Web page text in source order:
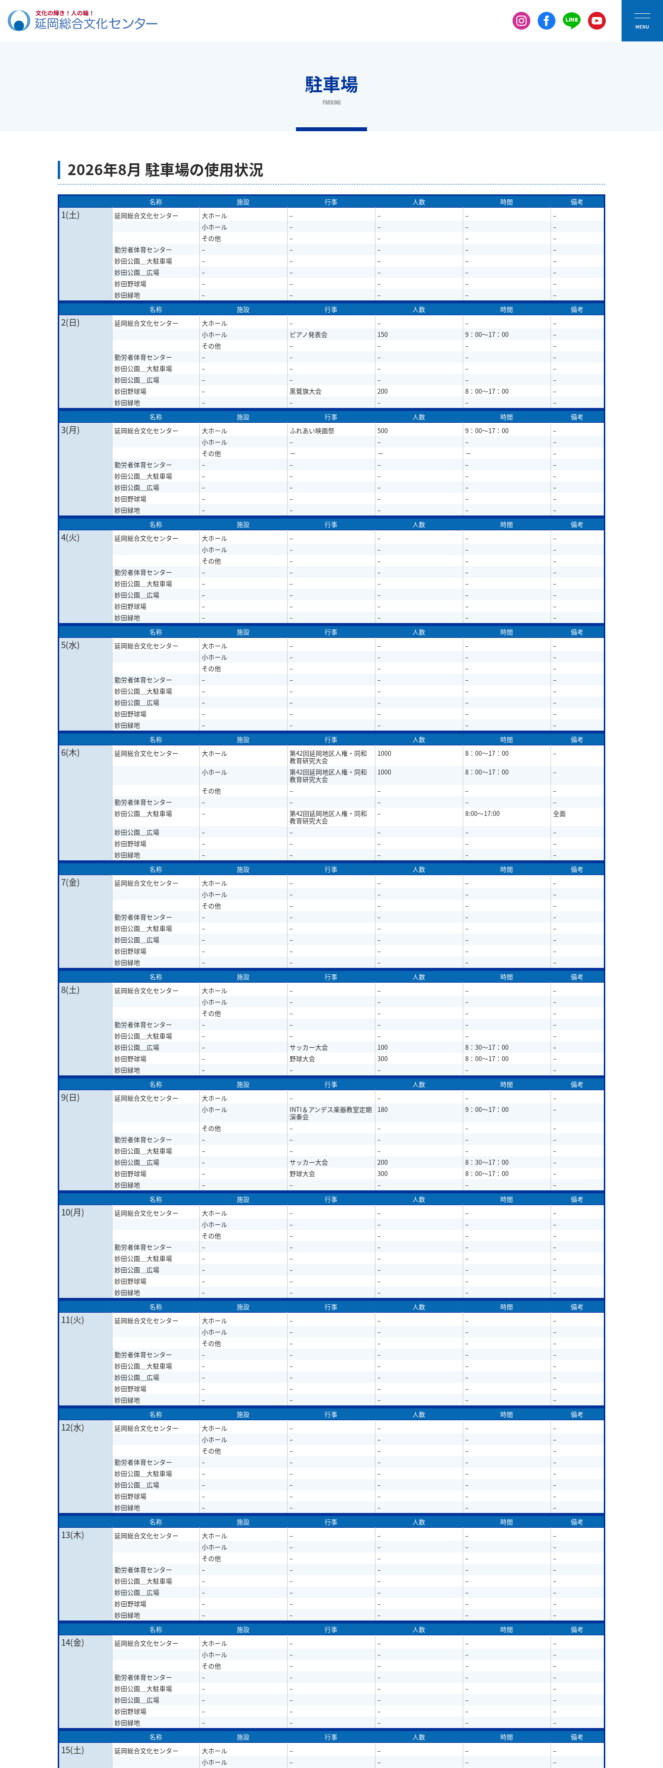
駐車場
PARKING
2026年8月 駐車場の使用状況
名称 施設 行事 人数 時間 備考
1(土) 延岡総合文化センター 大ホール – – –
–
小ホール
– – –
–
その他
– – –
–
勤労者体育センター
– – – –
–
妙田公園＿大駐車場
– – – –
–
妙田公園＿広場
– – – –
–
妙田野球場
– – – –
–
妙田緑地
– – – –
–
名称
施設 行事 人数 時間 備考
2(日) 延岡総合文化センター 大ホール – – –
–
小ホール
ピアノ発表会 150 9：00～17：00
–
その他
– – –
–
勤労者体育センター
– – – –
–
妙田公園＿大駐車場
– – – –
–
妙田公園＿広場
– – – –
–
妙田野球場
– 黒鷲旗大会 200 8：00～17：00
–
妙田緑地
– – – –
–
名称
施設 行事 人数 時間 備考
3(月) 延岡総合文化センター 大ホール ふれあい映画祭 500 9：00～17：00
–
小ホール
– – –
–
その他
－ － －
–
勤労者体育センター
– – – –
–
妙田公園＿大駐車場
– – – –
–
妙田公園＿広場
– – – –
–
妙田野球場
– – – –
–
妙田緑地
– – – –
–
名称
施設 行事 人数 時間 備考
4(火) 延岡総合文化センター 大ホール – – –
–
小ホール
– – –
–
その他
– – –
–
勤労者体育センター
– – – –
–
妙田公園＿大駐車場
– – – –
–
妙田公園＿広場
– – – –
–
妙田野球場
– – – –
–
妙田緑地
– – – –
–
名称
施設 行事 人数 時間 備考
5(水) 延岡総合文化センター 大ホール – – –
–
小ホール
– – –
–
その他
– – –
–
勤労者体育センター
– – – –
–
妙田公園＿大駐車場
– – – –
–
妙田公園＿広場
– – – –
–
妙田野球場
– – – –
–
妙田緑地
– – – –
–
名称
施設 行事 人数 時間 備考
6(木) 延岡総合文化センター 大ホール 第42回延岡地区人権・同和
教育研究大会
1000 8：00～17：00
–
小ホール
第42回延岡地区人権・同和
教育研究大会
1000 8：00～17：00
–
その他
– – –
–
勤労者体育センター
– – – –
–
妙田公園＿大駐車場
– 第42回延岡地区人権・同和
教育研究大会
– 8:00～17:00
全面
妙田公園＿広場
– – – –
–
妙田野球場
– – – –
–
妙田緑地
– – – –
–
名称
施設 行事 人数 時間 備考
7(金) 延岡総合文化センター 大ホール – – –
–
小ホール
– – –
–
その他
– – –
–
勤労者体育センター
– – – –
–
妙田公園＿大駐車場
– – – –
–
妙田公園＿広場
– – – –
–
妙田野球場
– – – –
–
妙田緑地
– – – –
–
名称
施設 行事 人数 時間 備考
8(土) 延岡総合文化センター 大ホール – – –
–
小ホール
– – –
–
その他
– – –
–
勤労者体育センター
– – – –
–
妙田公園＿大駐車場
– – – –
–
妙田公園＿広場
– サッカー大会 100 8：30～17：00
–
妙田野球場
– 野球大会 300 8：00～17：00
–
妙田緑地
– – – –
–
名称
施設 行事 人数 時間 備考
9(日) 延岡総合文化センター 大ホール – – –
–
小ホール
INTI＆アンデス楽器教室定期
演奏会
180 9：00～17：00
–
その他
– – –
–
勤労者体育センター
– – – –
–
妙田公園＿大駐車場
– – – –
–
妙田公園＿広場
– サッカー大会 200 8：30～17：00
–
妙田野球場
– 野球大会 300 8：00～17：00
–
妙田緑地
– – – –
–
名称
施設 行事 人数 時間 備考
10(月) 延岡総合文化センター 大ホール – – –
–
小ホール
– – –
–
その他
– – –
–
勤労者体育センター
– – – –
–
妙田公園＿大駐車場
– – – –
–
妙田公園＿広場
– – – –
–
妙田野球場
– – – –
–
妙田緑地
– – – –
–
名称
施設 行事 人数 時間 備考
11(火) 延岡総合文化センター 大ホール – – –
–
小ホール
– – –
–
その他
– – –
–
勤労者体育センター
– – – –
–
妙田公園＿大駐車場
– – – –
–
妙田公園＿広場
– – – –
–
妙田野球場
– – – –
–
妙田緑地
– – – –
–
名称
施設 行事 人数 時間 備考
12(水) 延岡総合文化センター 大ホール – – –
–
小ホール
– – –
–
その他
– – –
–
勤労者体育センター
– – – –
–
妙田公園＿大駐車場
– – – –
–
妙田公園＿広場
– – – –
–
妙田野球場
– – – –
–
妙田緑地
– – – –
–
名称
施設 行事 人数 時間 備考
13(木) 延岡総合文化センター 大ホール – – –
–
小ホール
– – –
–
その他
– – –
–
勤労者体育センター
– – – –
–
妙田公園＿大駐車場
– – – –
–
妙田公園＿広場
– – – –
–
妙田野球場
– – – –
–
妙田緑地
– – – –
–
名称
施設 行事 人数 時間 備考
14(金) 延岡総合文化センター 大ホール – – –
–
小ホール
– – –
–
その他
– – –
–
勤労者体育センター
– – – –
–
妙田公園＿大駐車場
– – – –
–
妙田公園＿広場
– – – –
–
妙田野球場
– – – –
–
妙田緑地
– – – –
–
名称
施設 行事 人数 時間 備考
15(土) 延岡総合文化センター 大ホール – – –
–
小ホール
– – – –